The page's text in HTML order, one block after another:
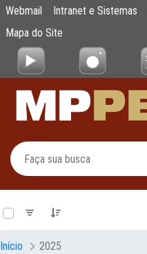
Pular para o Conteúdo principal
Documentos
Webmail Intranet e Sistemas
Mapa do Site
Início 2025